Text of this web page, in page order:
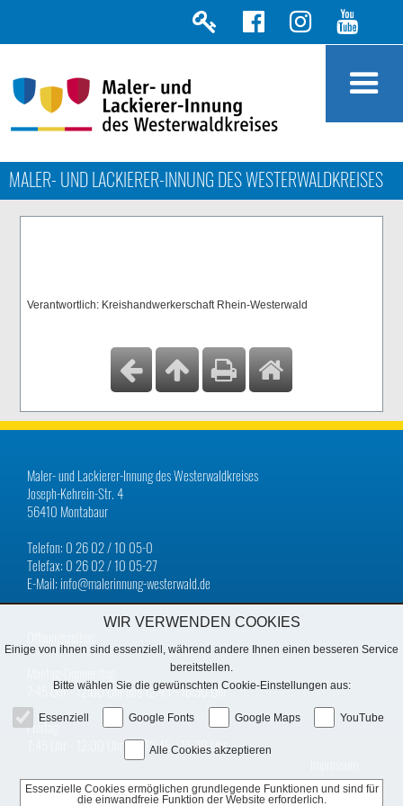
MALER- UND LACKIERER-INNUNG DES WESTERWALDKREISES
Verantwortlich: Kreishandwerkerschaft Rhein-Westerwald
Maler- und Lackierer-Innung des Westerwaldkreises
Joseph-Kehrein-Str. 4
56410 Montabaur
Telefon: 0 26 02 / 10 05-0
Telefax: 0 26 02 / 10 05-27
E-Mail: info@malerinnung-westerwald.de
7:45 Uhr − 12:00 Uhr und 12:45 − 16:30 Uhr
Freitag
7:45 Uhr − 12:00 Uhr und 12:45 − 15:30 Uhr
Datenschutz
WIR VERWENDEN COOKIES
Einige von ihnen sind essenziell, während andere Ihnen einen besseren Service
bereitstellen.
Bitte wählen Sie die gewünschten Cookie-Einstellungen aus:
Essenziell Google Fonts Google Maps YouTube
Alle Cookies akzeptieren
Essenzielle Cookies ermöglichen grundlegende Funktionen und sind für
die einwandfreie Funktion der Website erforderlich.